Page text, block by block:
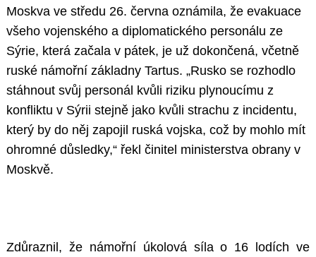
Moskva ve středu 26. června oznámila, že evakuace
všeho vojenského a diplomatického personálu ze
Sýrie, která začala v pátek, je už dokončená, včetně
ruské námořní základny Tartus. „Rusko se rozhodlo
stáhnout svůj personál kvůli riziku plynoucímu z
konfliktu v Sýrii stejně jako kvůli strachu z incidentu,
který by do něj zapojil ruská vojska, což by mohlo mít
ohromné důsledky,“ řekl činitel ministerstva obrany v
Moskvě.
Zdůraznil, že námořní úkolová síla o 16 lodích ve